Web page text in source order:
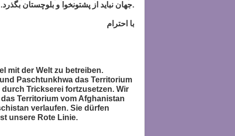
جهان نباید از پشتونخوا و بلوچستان بگذرد. شما اجازه ندارید از طریق بندر گوادر بلوچستان با جهان تجارت کنید. این خط سرخ ماست.
با احترام
mit der Welt zu betreiben.
Paschtunkhwa das Territorium
Trickserei fortzusetzen. Wir
Territorium vom Afghanistan
verlaufen. Sie dürfen
unsere Rote Linie.